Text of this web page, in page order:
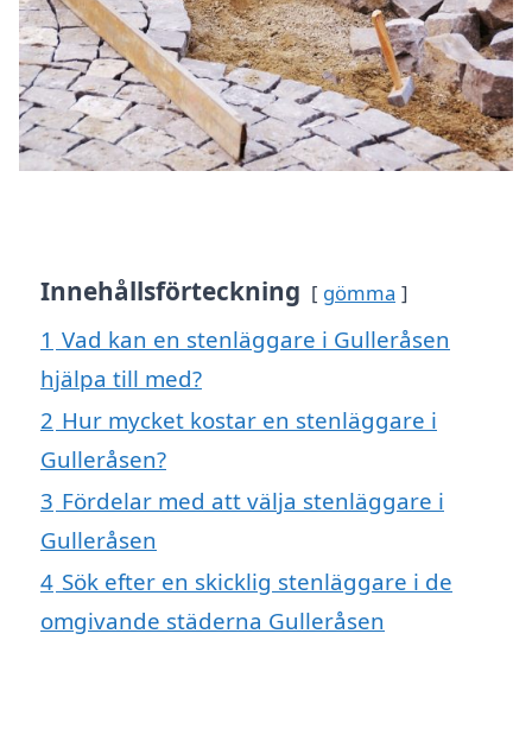
Innehållsförteckning gömma
1 Vad kan en stenläggare i Gulleråsen
hjälpa till med?
2 Hur mycket kostar en stenläggare i
Gulleråsen?
3 Fördelar med att välja stenläggare i
Gulleråsen
4 Sök efter en skicklig stenläggare i de
omgivande städerna Gulleråsen